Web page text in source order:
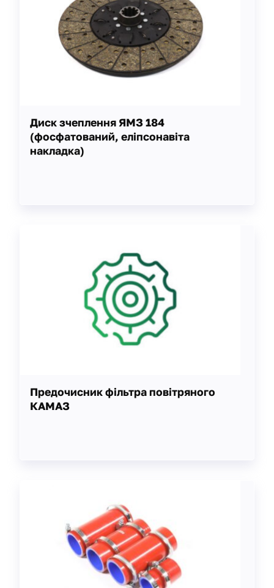
Диск зчеплення ЯМЗ 184
(фосфатований, еліпсонавіта
накладка)
Предочисник фільтра повітряного
КАМАЗ